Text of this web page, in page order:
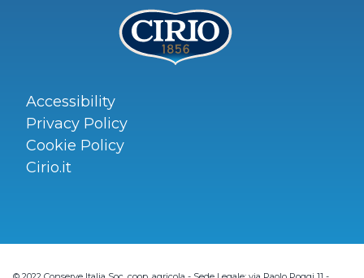
Accessibility
Privacy Policy
Cookie Policy
Cirio.it